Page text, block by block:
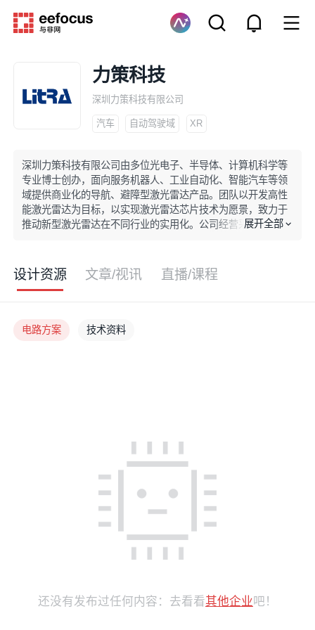
力策科技
深圳力策科技有限公司
汽车 自动驾驶域 XR
深圳力策科技有限公司由多位光电子、半导体、计算机科学等
专业博士创办，面向服务机器人、工业自动化、智能汽车等领
域提供商业化的导航、避障型激光雷达产品。团队以开发高性
能激光雷达为目标，以实现激光雷达芯片技术为愿景，致力于
推动新型激光雷达在不同行业的实用化。公司经营采用IDM模
展开全部
设计资源 文章/视讯 直播/课程
电路方案 技术资料
还没有发布过任何内容：去看看其他企业吧！